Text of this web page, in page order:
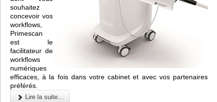
souhaitez
concevoir vos
workflows,
Primescan
est le
facilitateur de
workflows
numériques
efficaces, à la fois dans votre cabinet et avec vos partenaires
préférés.
Lire la suite...